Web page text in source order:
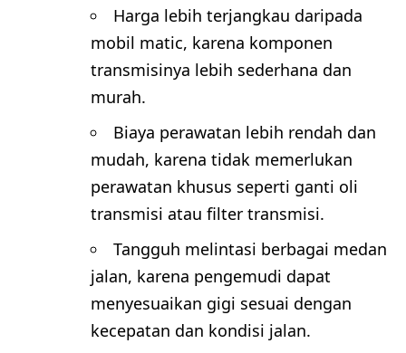
Harga lebih terjangkau daripada
mobil matic, karena komponen
transmisinya lebih sederhana dan
murah.
Biaya perawatan lebih rendah dan
mudah, karena tidak memerlukan
perawatan khusus seperti ganti oli
transmisi atau filter transmisi.
Tangguh melintasi berbagai medan
jalan, karena pengemudi dapat
menyesuaikan gigi sesuai dengan
kecepatan dan kondisi jalan.